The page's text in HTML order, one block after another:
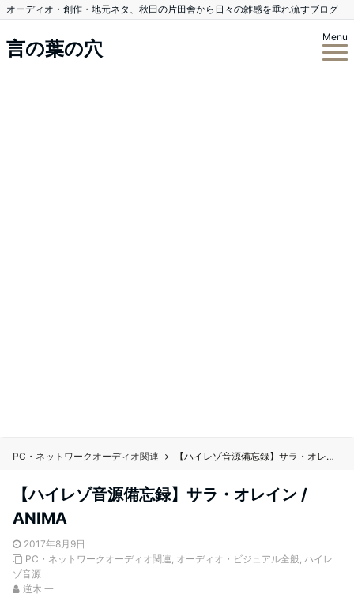
オーディオ・創作・地元ネタ、秋田の片田舎から日々の雑感を垂れ流すブログ
言の葉の穴
Menu
PC・ネットワークオーディオ関連 【ハイレゾ音源備忘録】サラ・オレイン / ANIMA
【ハイレゾ音源備忘録】サラ・オレイン /
ANIMA
2017年8月9日
PC・ネットワークオーディオ関連, オーディオ・ビジュアル全般, ハイレ
ゾ音源
逆木 一